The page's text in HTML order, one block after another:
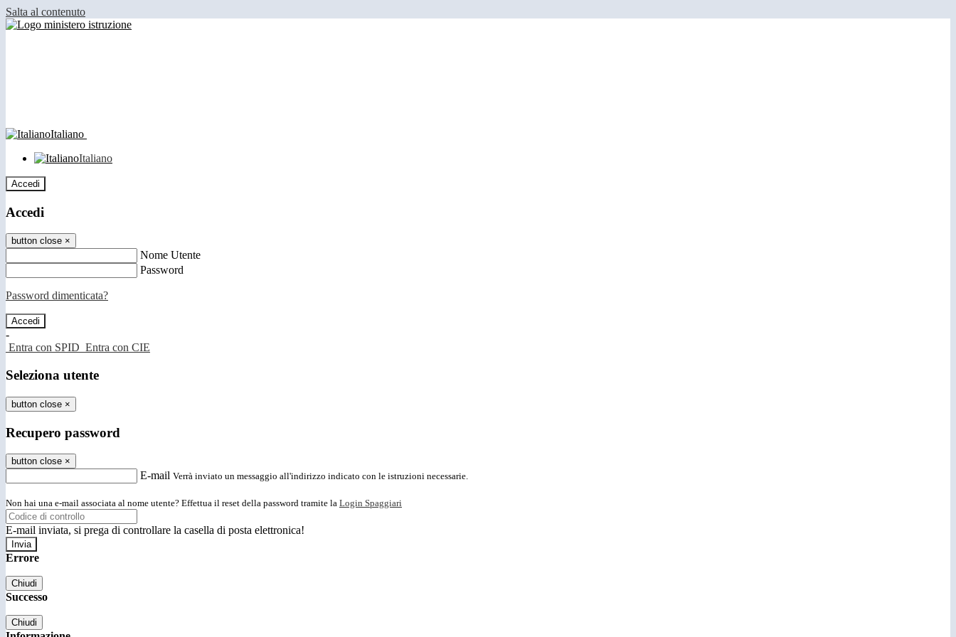
Salta al contenuto
Italiano
Italiano
Accedi
Accedi
button close ×
Nome Utente
Password
Password dimenticata?
-
Entra con SPID Entra con CIE
Seleziona utente
button close ×
Recupero password
button close ×
E-mail Verrà inviato un messaggio all'indirizzo indicato con le istruzioni necessarie.
Non hai una e-mail associata al nome utente? Effettua il reset della password tramite la Login Spaggiari
E-mail inviata, si prega di controllare la casella di posta elettronica!
Errore
Chiudi
Successo
Chiudi